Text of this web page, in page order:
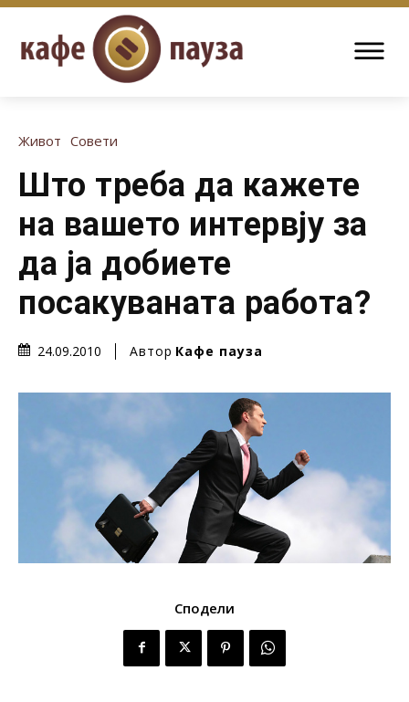
Живот Совети
Што треба да кажете
на вашето интервју за
да ја добиете
посакуваната работа?
24.09.2010 Автор Кафе пауза
Сподели